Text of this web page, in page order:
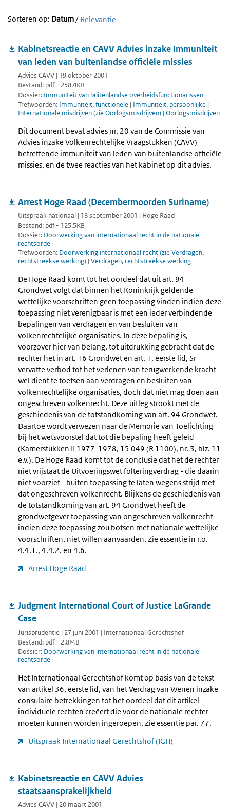
Sorteren op: Datum/ Relevantie
Kabinetsreactie en CAVV Advies inzake Immuniteit
van leden van buitenlandse officiële missies
Advies CAVV | 19 oktober 2001
Bestand: pdf - 258.4KB
Dossier: Immuniteit van buitenlandse overheidsfunctionarissen
Trefwoorden: Immuniteit, functionele | Immuniteit, persoonlijke |
Internationale misdrijven (zie Oorlogsmisdrijven) | Oorlogsmisdrijven
Dit document bevat advies nr. 20 van de Commissie van
Advies inzake Volkenrechtelijke Vraagstukken (CAVV)
betreffende immuniteit van leden van buitenlandse officiële
missies, en de twee reacties van het kabinet op dit advies.
Arrest Hoge Raad (Decembermoorden Suriname)
Uitspraak nationaal | 18 september 2001 | Hoge Raad
Bestand: pdf - 125.5KB
Dossier: Doorwerking van internationaal recht in de nationale
rechtsorde
Trefwoorden: Doorwerking internationaal recht (zie Verdragen,
rechtstreekse werking) | Verdragen, rechtstreekse werking
De Hoge Raad komt tot het oordeel dat uit art. 94
Grondwet volgt dat binnen het Koninkrijk geldende
wettelijke voorschriften geen toepassing vinden indien deze
toepassing niet verenigbaar is met een ieder verbindende
bepalingen van verdragen en van besluiten van
volkenrechtelijke organisaties. In deze bepaling is,
voorzover hier van belang, tot uitdrukking gebracht dat de
rechter het in art. 16 Grondwet en art. 1, eerste lid, Sr
vervatte verbod tot het verlenen van terugwerkende kracht
wel dient te toetsen aan verdragen en besluiten van
volkenrechtelijke organisaties, doch dat niet mag doen aan
ongeschreven volkenrecht. Deze uitleg strookt met de
geschiedenis van de totstandkoming van art. 94 Grondwet.
Daartoe wordt verwezen naar de Memorie van Toelichting
bij het wetsvoorstel dat tot die bepaling heeft geleid
(Kamerstukken II 1977-1978, 15 049 (R 1100), nr. 3, blz. 11
e.v.). De Hoge Raad komt tot de conclusie dat het de rechter
niet vrijstaat de Uitvoeringswet folteringverdrag - die daarin
niet voorziet - buiten toepassing te laten wegens strijd met
dat ongeschreven volkenrecht. Blijkens de geschiedenis van
de totstandkoming van art. 94 Grondwet heeft de
grondwetgever toepassing van ongeschreven volkenrecht
indien deze toepassing zou botsen met nationale wettelijke
voorschriften, niet willen aanvaarden. Zie essentie in r.o.
4.4.1., 4.4.2. en 4.6.
Arrest Hoge Raad
Judgment International Court of Justice LaGrande
Case
Jurisprudentie | 27 juni 2001 | Internationaal Gerechtshof
Bestand: pdf - 2.8MB
Dossier: Doorwerking van internationaal recht in de nationale
rechtsorde
Het Internationaal Gerechtshof komt op basis van de tekst
van artikel 36, eerste lid, van het Verdrag van Wenen inzake
consulaire betrekkingen tot het oordeel dat dit artikel
individuele rechten creëert die voor de nationale rechter
moeten kunnen worden ingeroepen. Zie essentie par. 77.
Uitspraak Internationaal Gerechtshof (IGH)
Kabinetsreactie en CAVV Advies
staatsaansprakelijkheid
Advies CAVV | 20 maart 2001